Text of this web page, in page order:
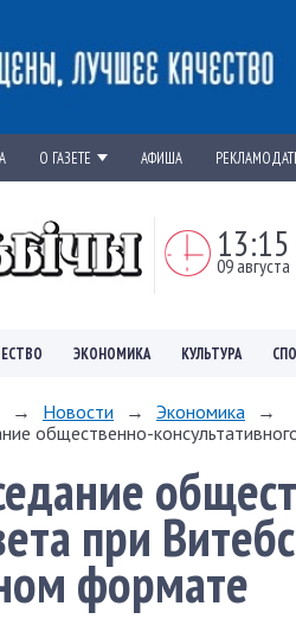
О ГАЗЕТЕ АФИША
13:15
09 августа
ЭКОНОМИКА КУЛЬТУРА
→ Новости → Экономика
→
общественно-
при
формате